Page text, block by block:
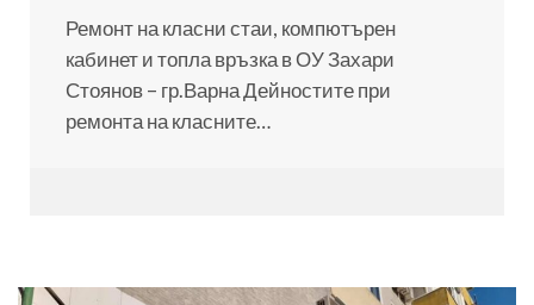
Ремонт на класни стаи, компютърен
кабинет и топла връзка в ОУ Захари
Стоянов – гр.Варна Дейностите при
ремонта на класните…